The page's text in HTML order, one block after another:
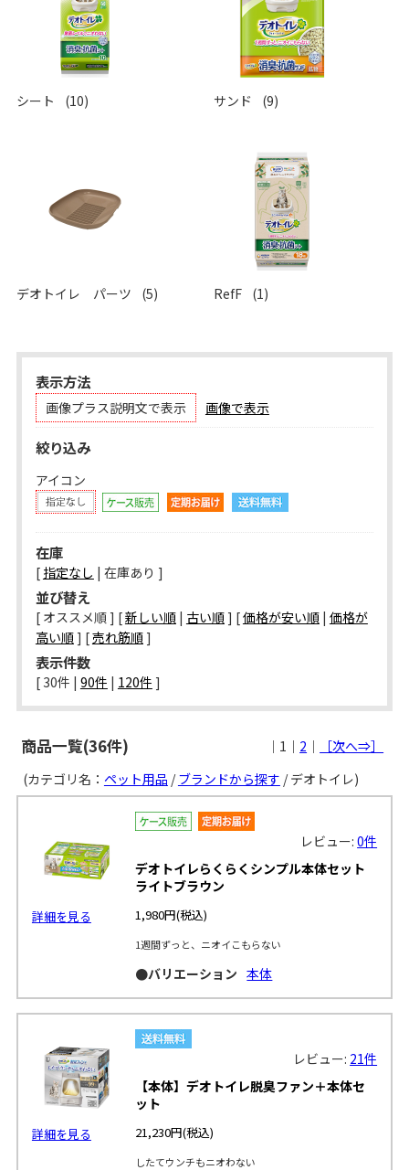
シート (10) サンド (9)
デオトイレ パーツ (5) RefF (1)
表示方法
画像プラス説明文で表示 画像で表示
絞り込み
アイコン
在庫
[ 指定なし | 在庫あり ]
並び替え
[ オススメ順 ] [新しい順| 古い順] [価格が安い順| 価格が
高い順] [売れ筋順]
表示件数
[ 30件 | 90件 | 120件 ]
商品一覧(36件) ｜1｜ 2 ｜
［次へ⇒］
(カテゴリ名： ペット用品 /ブランドから探す / デオトイレ)
詳細を見る
レビュー:0件
デオトイレらくらくシンプル本体セット
ライトブラウン
1,980円(税込)
1週間ずっと、ニオイこもらない
●バリエーション 本体
詳細を見る
レビュー: 21件
【本体】デオトイレ脱臭ファン＋本体セ
ット
21,230円(税込)
したてウンチもニオわない